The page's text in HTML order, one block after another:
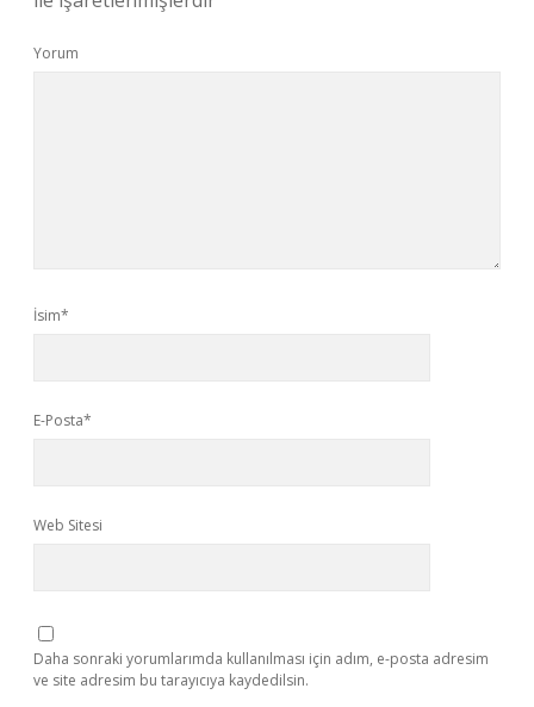
Yorum
İsim*
E-Posta*
Web Sitesi
Daha sonraki yorumlarımda kullanılması için adım, e-posta adresim
ve site adresim bu tarayıcıya kaydedilsin.